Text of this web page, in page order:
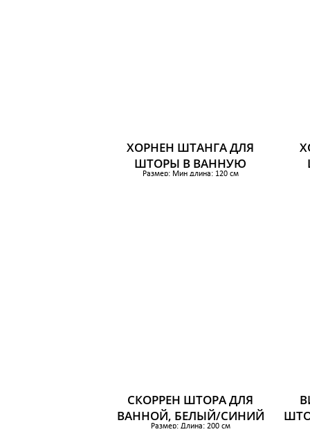
ХОРНЕН ШТАНГА ДЛЯ
ШТОРЫ В ВАННУЮ
Размер: Мин длина: 120 см
СКОРРЕН ШТОРА ДЛЯ
ВАННОЙ, БЕЛЫЙ/СИНИЙ
Размер: Длина: 200 см